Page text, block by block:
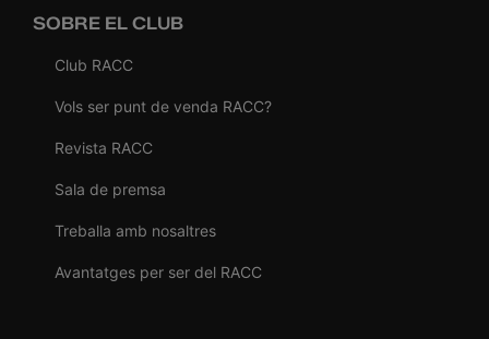
SOBRE EL CLUB
Club RACC
Vols ser punt de venda RACC?
Revista RACC
Sala de premsa
Treballa amb nosaltres
Avantatges per ser del RACC